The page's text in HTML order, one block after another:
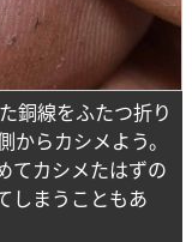
銅線をふたつ折り
らカシメよう。
てカシメたはずの
しまうこともあ